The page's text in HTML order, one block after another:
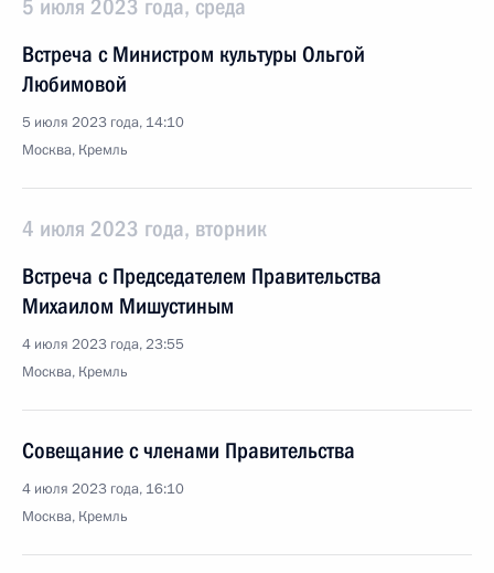
5 июля 2023 года, среда
Встреча с Министром культуры Ольгой
Любимовой
5 июля 2023 года, 14:10
Москва, Кремль
4 июля 2023 года, вторник
Встреча с Председателем Правительства
Михаилом Мишустиным
4 июля 2023 года, 23:55
Москва, Кремль
Совещание с членами Правительства
4 июля 2023 года, 16:10
Москва, Кремль